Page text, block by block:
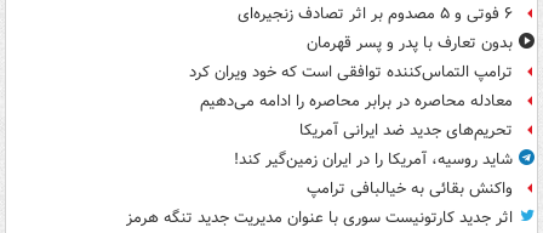
۶ فوتی و ۵ مصدوم بر اثر تصادف زنجیره‌ای
بدون تعارف با پدر و پسر قهرمان
ترامپ التماس‌کننده توافقی است که خود ویران کرد
معادله محاصره در برابر محاصره را ادامه می‌دهیم
تحریم‌های جدید ضد ایرانی آمریکا
شاید روسیه، آمریکا را در ایران زمین‌گیر کند!
واکنش بقائی به خیالبافی ترامپ
اثر جدید کارتونیست سوری با عنوان مدیریت جدید تنگه هرمز